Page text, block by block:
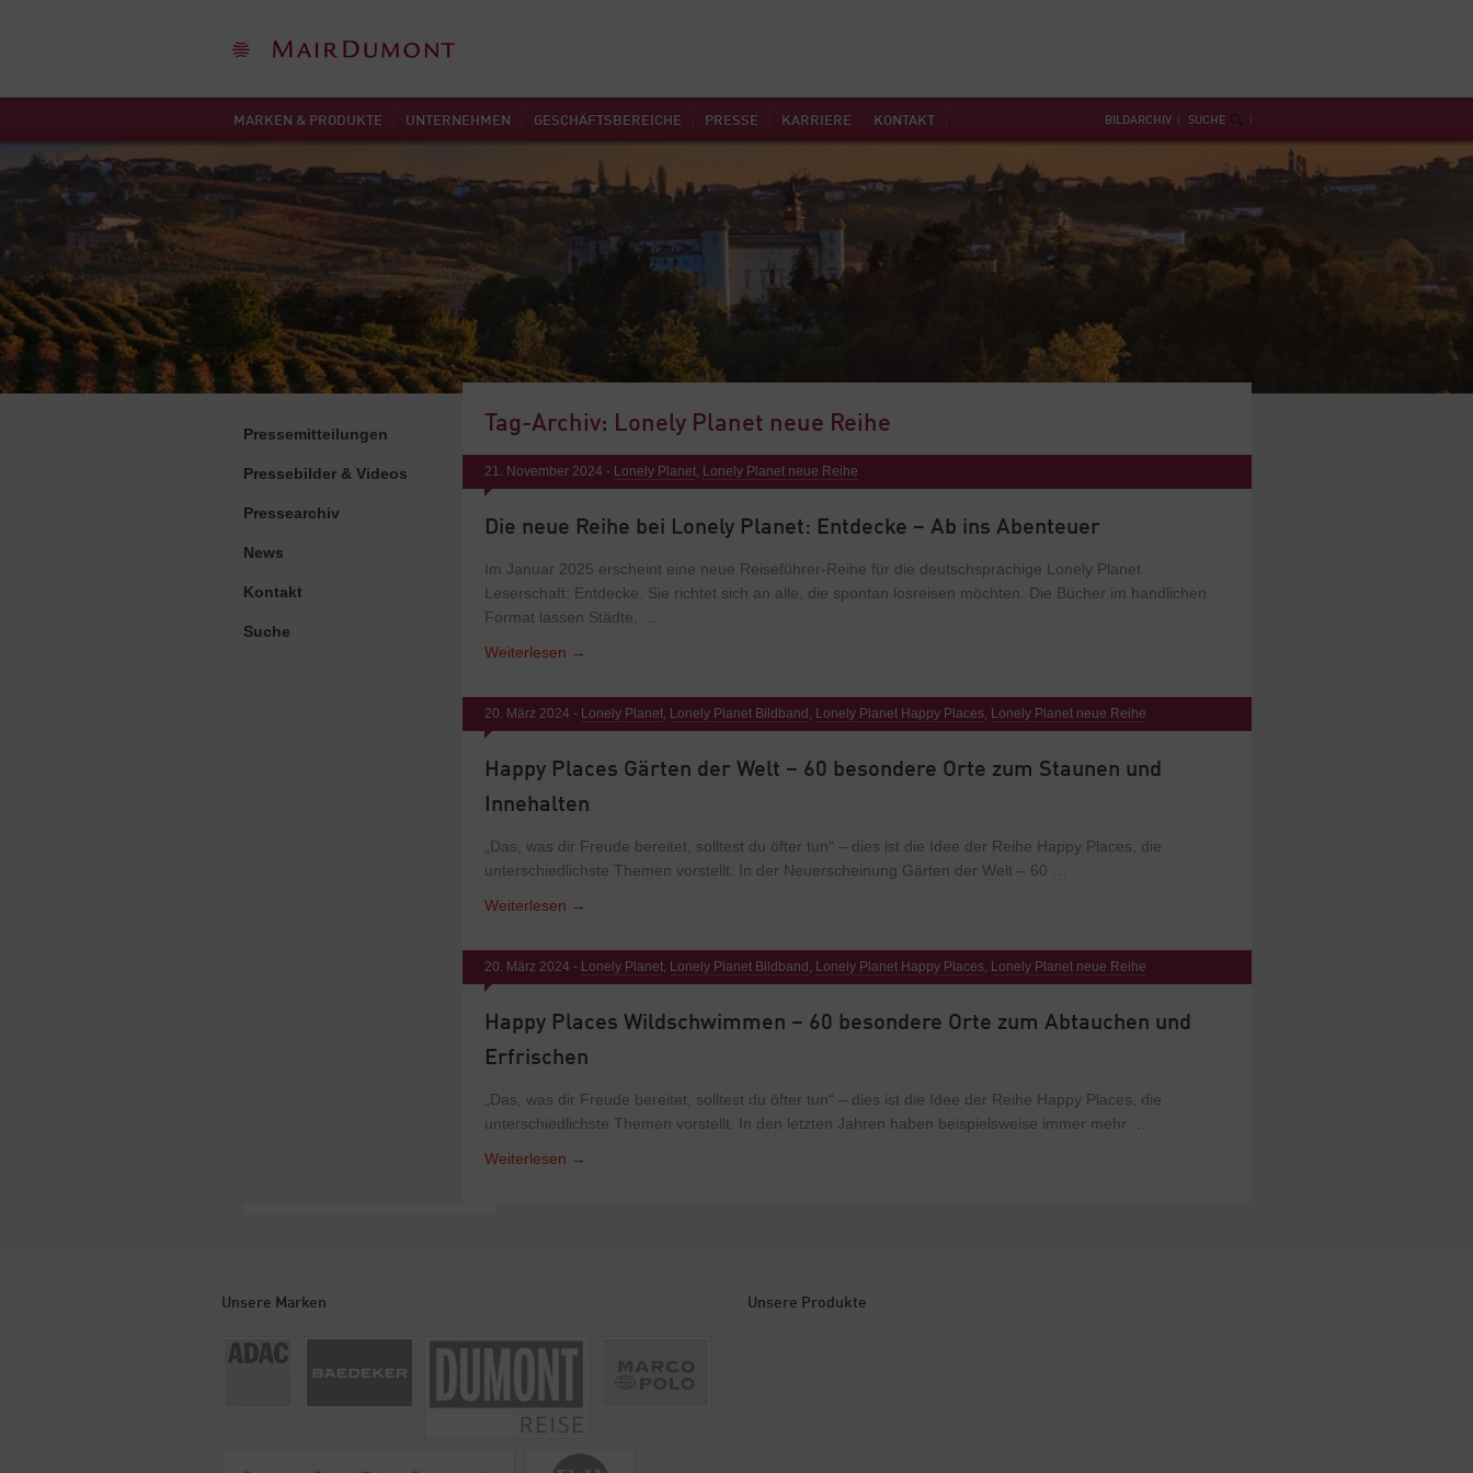
MARKEN & PRODUKTE UNTERNEHMEN GESCHÄFTSBEREICHE PRESSE KARRIERE KONTAKT BILDARCHIV SUCHE
Pressemitteilungen
Pressebilder & Videos
Pressearchiv
News
Kontakt
Suche
Tag-Archiv: Lonely Planet neue Reihe
21. November 2024 - Lonely Planet, Lonely Planet neue Reihe
Die neue Reihe bei Lonely Planet: Entdecke – Ab ins Abenteuer
Im Januar 2025 erscheint eine neue Reiseführer-Reihe für die deutschsprachige Lonely Planet
Leserschaft: Entdecke. Sie richtet sich an alle, die spontan losreisen möchten. Die Bücher im handlichen
Format lassen Städte, …
Weiterlesen →
20. März 2024 - Lonely Planet, Lonely Planet Bildband , Lonely Planet Happy Places, Lonely Planet neue Reihe
Happy Places Gärten der Welt – 60 besondere Orte zum Staunen und
Innehalten
„Das, was dir Freude bereitet, solltest du öfter tun“ – dies ist die Idee der Reihe Happy Places, die
unterschiedlichste Themen vorstellt. In der Neuerscheinung Gärten der Welt – 60 …
Weiterlesen →
20. März 2024 - Lonely Planet, Lonely Planet Bildband , Lonely Planet Happy Places, Lonely Planet neue Reihe
Happy Places Wildschwimmen – 60 besondere Orte zum Abtauchen und
Erfrischen
„Das, was dir Freude bereitet, solltest du öfter tun“ – dies ist die Idee der Reihe Happy Places, die
unterschiedlichste Themen vorstellt. In den letzten Jahren haben beispielsweise immer mehr …
Weiterlesen →
Unsere Marken Unsere Produkte